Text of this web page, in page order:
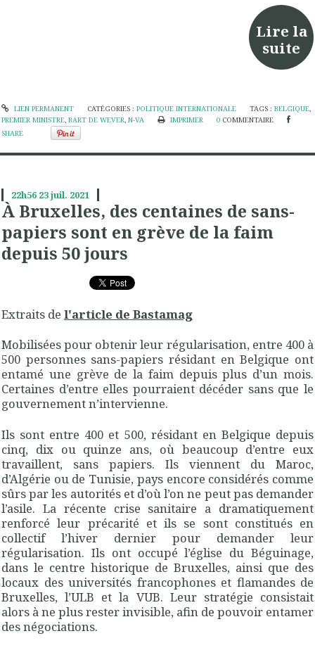
Lire la
suite
LIEN PERMANENT CATÉGORIES : POLITIQUE INTERNATIONALE TAGS :BELGIQUE,
PREMIER MINISTRE, BART DE WEVER, N-VA IMPRIMER 0 COMMENTAIRE
SHARE
22h56 23juil. 2021
À Bruxelles, des centaines de sans-
papiers sont en grève de la faim
depuis 50 jours
Extraits de l'article de Bastamag
Mobilisées pour obtenir leur régularisation, entre 400 à
500 personnes sans-papiers résidant en Belgique ont
entamé une grève de la faim depuis plus d’un mois.
Certaines d’entre elles pourraient décéder sans que le
gouvernement n’intervienne.
Ils sont entre 400 et 500, résidant en Belgique depuis
cinq, dix ou quinze ans, où beaucoup d’entre eux
travaillent, sans papiers. Ils viennent du Maroc,
d’Algérie ou de Tunisie, pays encore considérés comme
sûrs par les autorités et d’où l’on ne peut pas demander
l’asile. La récente crise sanitaire a dramatiquement
renforcé leur précarité et ils se sont constitués en
collectif l’hiver dernier pour demander leur
régularisation. Ils ont occupé l’église du Béguinage,
dans le centre historique de Bruxelles, ainsi que des
locaux des universités francophones et flamandes de
Bruxelles, l’ULB et la VUB. Leur stratégie consistait
alors à ne plus rester invisible, afin de pouvoir entamer
des négociations.